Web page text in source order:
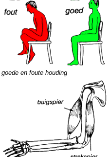
goede en foute houding